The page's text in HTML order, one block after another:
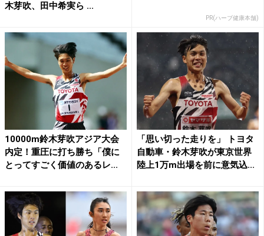
木芽吹、田中希実ら ...
PR(ハーブ健康本舗)
10000m鈴木芽吹アジア大会
内定！重圧に打ち勝ち「僕に
とってすごく価値のあるレ...
「思い切った走りを」 トヨタ
自動車・鈴木芽吹が東京世界
陸上1万m出場を前に意気込...